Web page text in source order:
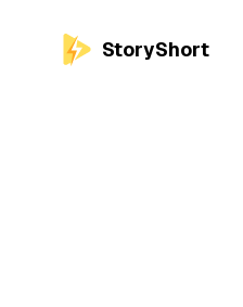
StoryShort